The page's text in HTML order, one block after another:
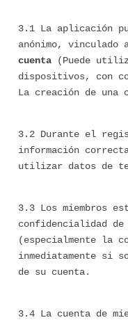
3.1 La aplicación
anónimo,
cuenta (Puede
dispositivos, con
La creación de una
3.2 Durante el
información
utilizar datos de
3.3 Los miembros
confidencialidad de
(especialmente la
inmediatamente si
de su cuenta.
3.4 La cuenta de